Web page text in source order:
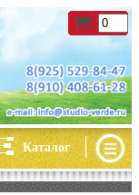
Каталог |